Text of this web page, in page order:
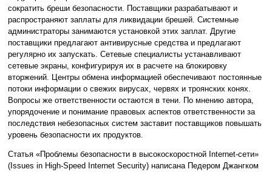
сократить бреши безопасности. Поставщики разрабатывают и
распространяют заплаты для ликвидации брешей. Системные
администраторы занимаются установкой этих заплат. Другие
поставщики предлагают антивирусные средства и предлагают
регулярно их запускать. Сетевые специалисты устанавливают
сетевые экраны, конфигурируя их в расчете на блокировку
вторжений. Центры обмена информацией обеспечивают постоянные
потоки информации о свежих вирусах, червях и троянских конях.
Вопросы же ответственности остаются в тени. По мнению автора,
упорядочение и понимание правовых аспектов ответственности за
последствия небезопасных систем заставит поставщиков повышать
уровень безопасности их продуктов.
Статья «Проблемы безопасности в высокоскоростной Internet-сети»
(Issues in High-Speed Internet Security) написана Педером Джангком